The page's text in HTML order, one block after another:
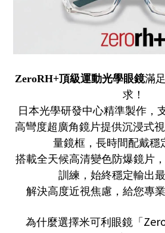
ZeroRH+頂級運動光學眼鏡滿
求！
日本光學研發中心精準製作，
高彎度超廣角鏡片提供沉浸式視
量鏡框，長時間配戴穩
搭載全天候高清變色防爆鏡片
訓練，始終穩定輸出最
解決高度近視焦慮，給您專
為什麼選擇米可利眼鏡「